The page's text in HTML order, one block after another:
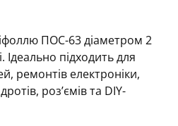
ПОС-63 діаметром 2
Ідеально підходить для
ремонтів електроніки,
роз’ємів та DIY-